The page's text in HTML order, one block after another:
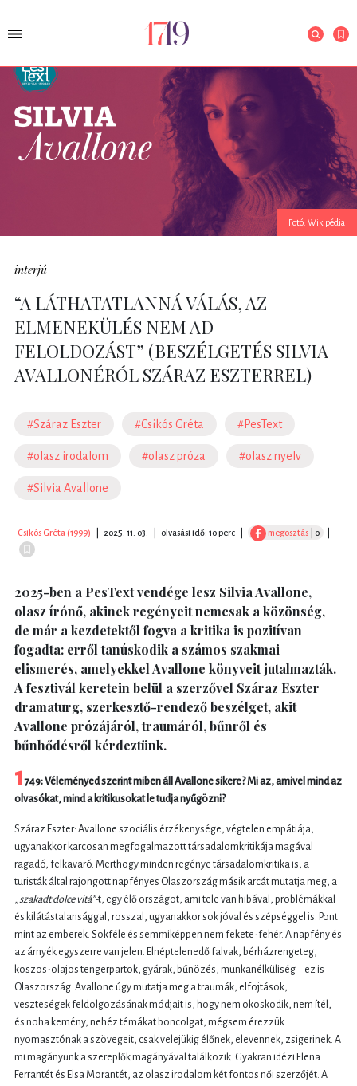
Fotó: Wikipédia
interjú
“A LÁTHATATLANNÁ VÁLÁS, AZ
ELMENEKÜLÉS NEM AD
FELOLDOZÁST” (BESZÉLGETÉS SILVIA
AVALLONÉRÓL SZÁRAZ ESZTERREL)
#Száraz Eszter #Csikós Gréta #PesText
#olasz irodalom #olasz próza #olasz nyelv
#Silvia Avallone
Csikós Gréta (1999) 2025. 11. 03. olvasási idő: 10 perc megosztás | 0
2025-ben a PesText vendége lesz Silvia Avallone,
olasz írónő, akinek regényeit nemcsak a közönség,
de már a kezdetektől fogva a kritika is pozitívan
fogadta: erről tanúskodik a számos szakmai
elismerés, amelyekkel Avallone könyveit jutalmazták.
A fesztivál keretein belül a szerzővel Száraz Eszter
dramaturg, szerkesztő-rendező beszélget, akit
Avallone prózájáról, traumáról, bűnről és
bűnhődésről kérdeztünk.
1749: Véleményed szerint miben áll Avallone sikere? Mi az, amivel mind az
olvasókat, mind a kritikusokat le tudja nyűgözni?
Száraz Eszter: Avallone szociális érzékenysége, végtelen empátiája,
ugyanakkor karcosan megfogalmazott társadalomkritikája magával
ragadó, felkavaró. Merthogy minden regénye társadalomkritika is, a
turisták által rajongott napfényes Olaszország másik arcát mutatja meg, a
„szakadt dolce vitá”-t, egy élő országot, ami tele van hibával, problémákkal
és kilátástalansággal, rosszal, ugyanakkor sok jóval és szépséggel is. Pont
mint az emberek. Sokféle és semmiképpen nem fekete-fehér. A napfény és
az árnyék egyszerre van jelen. Elnéptelenedő falvak, bérházrengeteg,
koszos-olajos tengerpartok, gyárak, bűnözés, munkanélküliség – ez is
Olaszország. Avallone úgy mutatja meg a traumák, elfojtások,
veszteségek feldolgozásának módjait is, hogy nem okoskodik, nem ítél,
és noha kemény, nehéz témákat boncolgat, mégsem érezzük
nyomasztónak a szövegeit, csak velejükig élőnek, elevennek, zsigerinek. A
mi magányunk a szereplők magányával találkozik. Gyakran idézi Elena
Ferrantét és Elsa Morantét, az olasz irodalom két fontos női szerzőjét. A